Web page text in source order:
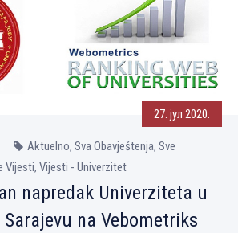
27. јул 2020.
Aktuelno, Sva Obavještenja, Sve
Vijesti, Vijesti - Univerzitet
napredak Univerziteta u
na Vebometriks